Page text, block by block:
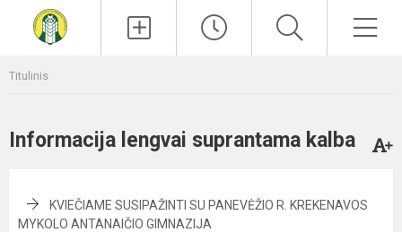
Titulinis
Informacija lengvai suprantama kalba
KVIEČIAME SUSIPAŽINTI SU PANEVĖŽIO R. KREKENAVOS
MYKOLO ANTANAIČIO GIMNAZIJA